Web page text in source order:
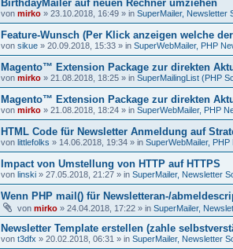
BirthdayMailer auf neuen Rechner umziehen
von mirko » 23.10.2018, 16:49 » in SuperMailer, Newsletter
Feature-Wunsch (Per Klick anzeigen welche
von sikue » 20.09.2018, 15:33 » in SuperWebMailer, PHP
Magento™ Extension Package zur direkten
von mirko » 21.08.2018, 18:25 » in SuperMailingList (PHP
Magento™ Extension Package zur direkten
von mirko » 21.08.2018, 18:24 » in SuperWebMailer, PHP
HTML Code für Newsletter Anmeldung auf
von littlefolks » 14.06.2018, 19:34 » in SuperWebMailer,
Impact von Umstellung von HTTP auf HTTPS
von linski » 27.05.2018, 21:27 » in SuperMailer, Newsletter
Wenn PHP mail() für Newsletteran-/
von mirko » 24.04.2018, 17:22 » in SuperMailer,
Newsletter Template erstellen (zahle
von t3dfx » 20.02.2018, 06:31 » in SuperMailer, Newsletter